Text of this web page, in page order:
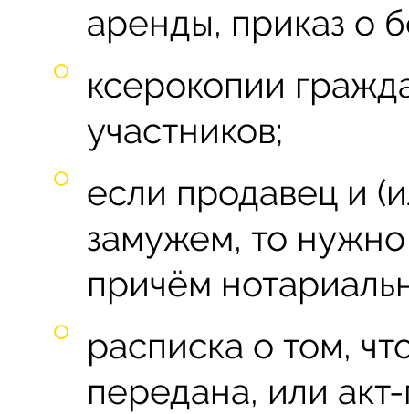
аренды, приказ о
ксерокопии
участников;
если продавец и
замужем, то нужно
причём
расписка о том,
передана, или